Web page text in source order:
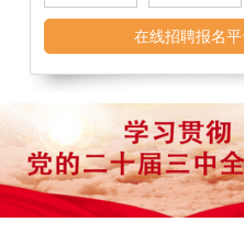
在线招聘报名平